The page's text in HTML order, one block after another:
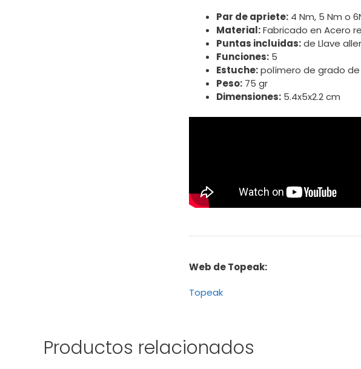
Par de apriete: 4 Nm, 5 Nm o
Material:Fabricado en Acero
Puntas incluidas:de Llave
Funciones: 5
Estuche:polímero de grado
Peso: 75 gr
Dimensiones: 5.4x5x2.2 cm
Web de Topeak:
Topeak
Productos relacionados